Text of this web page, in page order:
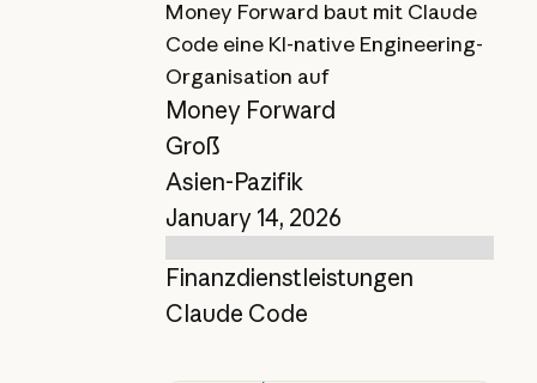
Money Forward baut mit Claude
Code eine KI-native Engineering-
Organisation auf
Money Forward
Groß
Asien-Pazifik
January 14, 2026
Finanzdienstleistungen
Claude Code